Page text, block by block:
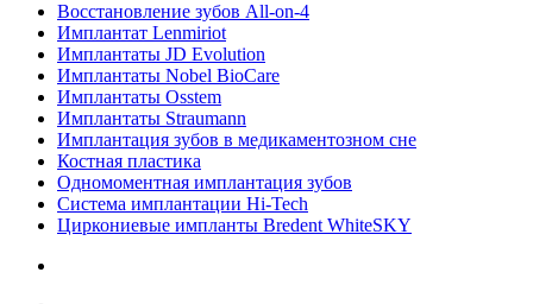
Восстановление зубов All‑on‑4
Имплантат Lenmiriot
Имплантаты JD Evolution
Имплантаты Nobel BioСare
Имплантаты Osstem
Имплантаты Straumann
Имплантация зубов в медикаментозном сне
Костная пластика
Одномоментная имплантация зубов
Система имплантации Hi-Tech
Циркониевые импланты Bredent WhiteSKY